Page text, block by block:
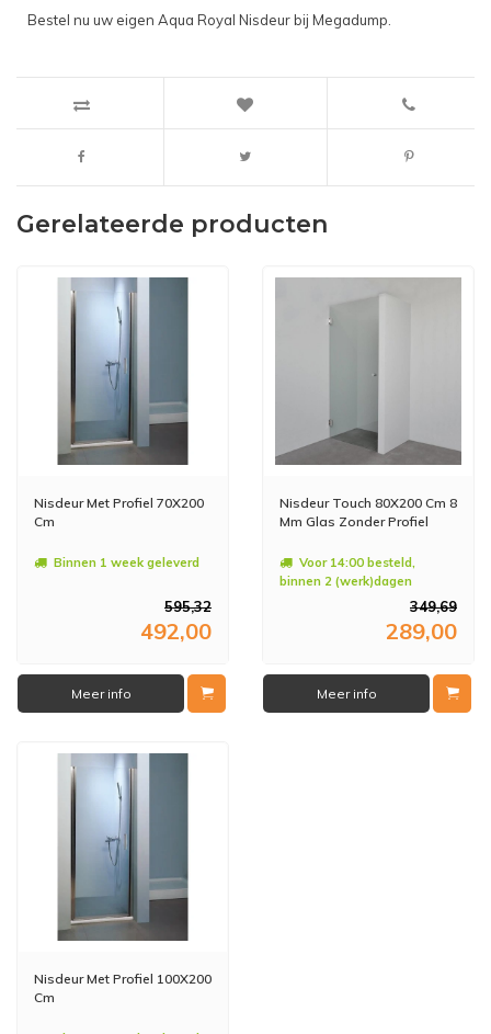
Bestel nu uw eigen Aqua Royal Nisdeur bij Megadump.
Gerelateerde producten
Nisdeur Met Profiel 70X200
Cm
Binnen 1 week geleverd
595,32
492,00
Meer info
Nisdeur Touch 80X200 Cm 8
Mm Glas Zonder Profiel
Voor 14:00 besteld,
binnen 2 (werk)dagen
349,69
289,00
Meer info
Nisdeur Met Profiel 100X200
Cm